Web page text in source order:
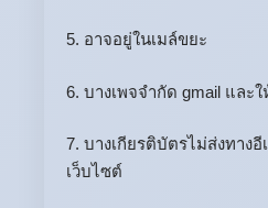
5. อาจอยู่ในเมล์ขยะ
6. บางเพจจำกัด gmail และ
7. บางเกียรติบัตรไม่ส่งทาง
เว็บไซต์